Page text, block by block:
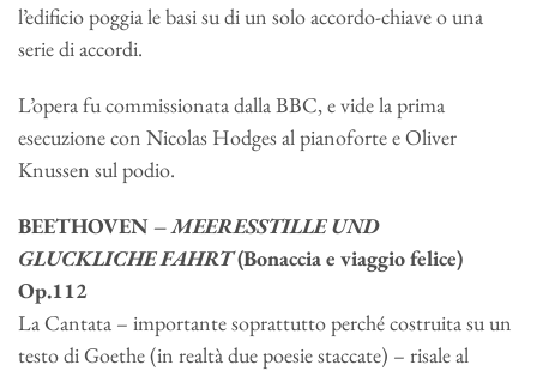
l’edificio poggia le basi su di un solo accordo-chiave o una
serie di accordi.
L’opera fu commissionata dalla BBC, e vide la prima
esecuzione con Nicolas Hodges al pianoforte e Oliver
Knussen sul podio.
BEETHOVEN –MEERESSTILLE UND
GLUCKLICHE FAHRT(Bonaccia e viaggio felice)
Op.112
La Cantata – importante soprattutto perché costruita su un
testo di Goethe (in realtà due poesie staccate) – risale al